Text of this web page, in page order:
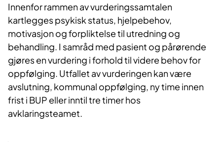
Innenfor rammen av vurderingssamtalen
kartlegges psykisk status, hjelpebehov,
motivasjon og forpliktelse til utredning og
behandling. I samråd med pasient og pårørende
gjøres en vurdering i forhold til videre behov for
oppfølging. Utfallet av vurderingen kan være
avslutning, kommunal oppfølging, ny time innen
frist i BUP eller inntil tre timer hos
avklaringsteamet.